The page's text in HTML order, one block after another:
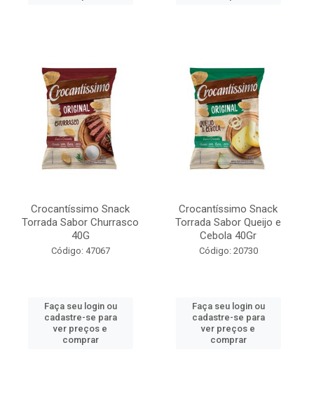
Crocantíssimo Snack
Torrada Sabor Churrasco
40G
Código: 47067
Faça seu login ou
cadastre-se para
ver preços e
comprar
Crocantíssimo Snack
Torrada Sabor Queijo e
Cebola 40Gr
Código: 20730
Faça seu login ou
cadastre-se para
ver preços e
comprar